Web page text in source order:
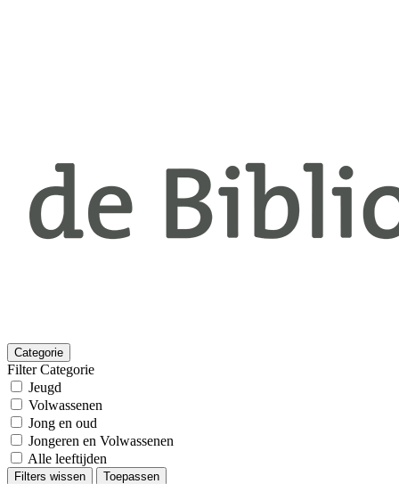
Categorie
Filter Categorie
Jeugd
Volwassenen
Jong en oud
Jongeren en Volwassenen
Alle leeftijden
Filters wissen
Toepassen